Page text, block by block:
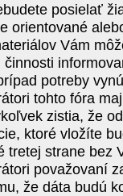
posielať
orientované
Vám
potreby
tohto fóra
zistia, že
ktoré vložíte
tretej strane bez
považovaní
že dáta budú